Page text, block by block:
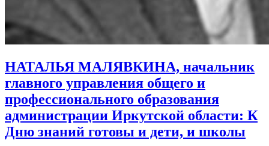
НАТАЛЬЯ МАЛЯВКИНА, начальник
главного управления общего и
профессионального образования
администрации Иркутской области: К
Дню знаний готовы и дети, и школы